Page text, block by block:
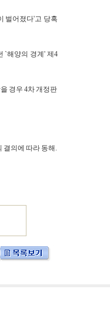
벌어졌다'고 당혹
`해양의 경계' 제4
경우 4차 개정판
결의에 따라 동해.